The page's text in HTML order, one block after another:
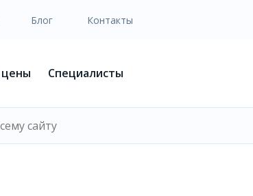
Блог Контакты
цены Специалисты